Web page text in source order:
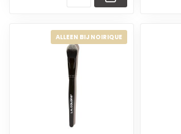
ALLEEN BIJ NOIRIQUE